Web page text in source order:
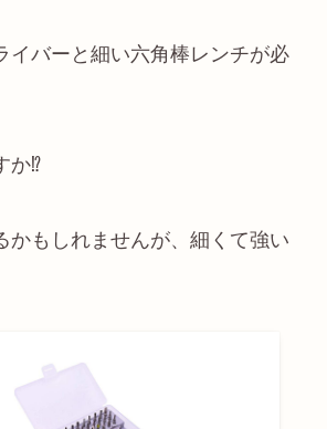
イバーと細い六角棒レンチが必
か⁉︎
かもしれませんが、細くて強い